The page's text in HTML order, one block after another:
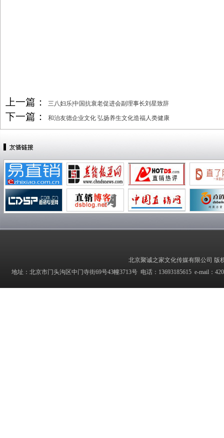
上一篇： 三八妇乐|中国抗衰老促进会副理事长刘星致辞
下一篇： 和治友德企业文化 弘扬养生文化造福人类健康
北京聚诚之家文化传媒有限公司 版
地址：北京市门头沟区中门寺街69号43幢3713号 电话：13693185615 e-mail：